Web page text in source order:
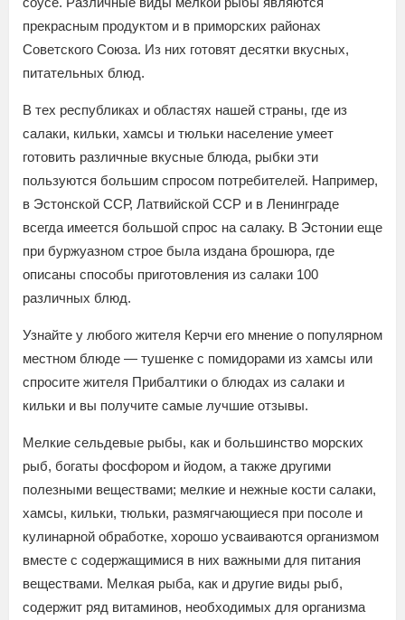
прекрасным продуктом и в приморских районах
Советского Союза. Из них готовят десятки вкусных,
питательных блюд.
В тех республиках и областях нашей страны, где из
салаки, кильки, хамсы и тюльки население умеет
готовить различные вкусные блюда, рыбки эти
пользуются большим спросом потребителей. Например,
в Эстонской ССР, Латвийской ССР и в Ленинграде
всегда имеется большой спрос на салаку. В Эстонии еще
при буржуазном строе была издана брошюра, где
описаны способы приготовления из салаки 100
различных блюд.
Узнайте у любого жителя Керчи его мнение о популярном
местном блюде — тушенке с помидорами из хамсы или
спросите жителя Прибалтики о блюдах из салаки и
кильки и вы получите самые лучшие отзывы.
Мелкие сельдевые рыбы, как и большинство морских
рыб, богаты фосфором и йодом, а также другими
полезными веществами; мелкие и нежные кости салаки,
хамсы, кильки, тюльки, размягчающиеся при посоле и
кулинарной обработке, хорошо усваиваются организмом
вместе с содержащимися в них важными для питания
веществами. Мелкая рыба, как и другие виды рыб,
содержит ряд витаминов, необходимых для организма